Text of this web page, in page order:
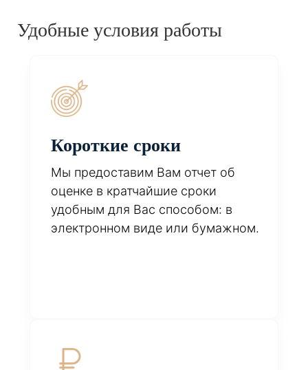
Удобные условия работы
Короткие сроки
Мы предоставим Вам отчет об
оценке в кратчайшие сроки
удобным для Вас способом: в
электронном виде или бумажном.